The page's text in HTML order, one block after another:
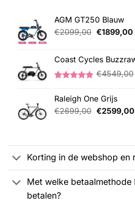
AGM GT250 Blauw
€2099,00
€2099,00.
€1899,00
Coast Cycles
5.00
op 5
gebaseerd
op
klantbeoordeling
€4549,00
Raleigh One Grijs
€2699,00 €2599,00
Korting in de webshop en
Met welke betaalmethode
betalen?